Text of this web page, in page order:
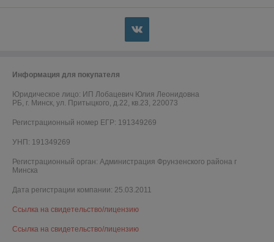
Информация для покупателя
Юридическое лицо: ИП Лобацевич Юлия Леонидовна
РБ, г. Минск, ул. Притыцкого, д.22, кв.23, 220073
Регистрационный номер ЕГР: 191349269
УНП: 191349269
Регистрационный орган: Администрация Фрунзенского района г
Минска
Дата регистрации компании: 25.03.2011
Ссылка на свидетельство/лицензию
Ссылка на свидетельство/лицензию